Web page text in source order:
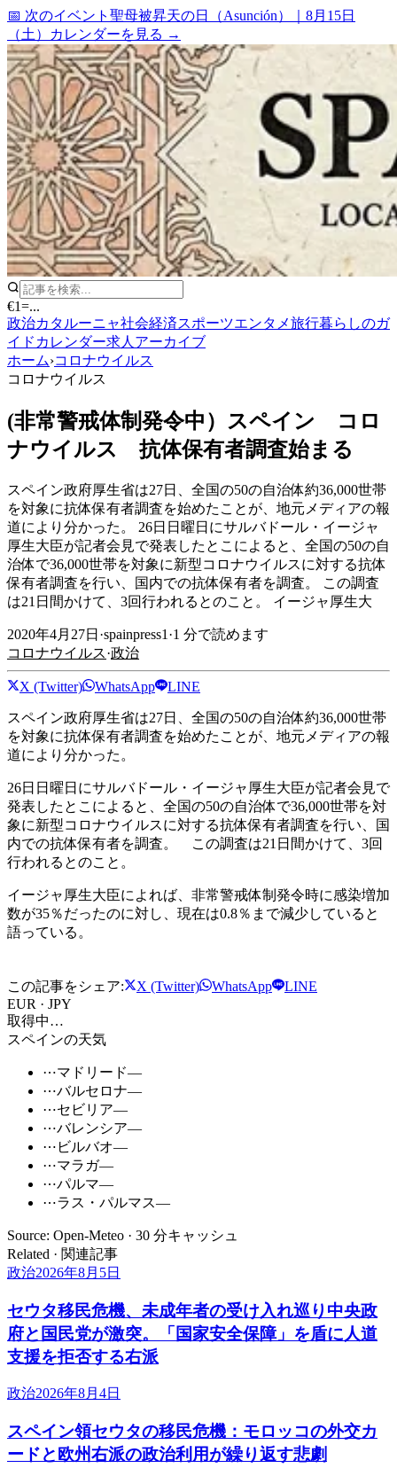
📅 次のイベント 聖母被昇天の日（Asunción）
8月15日
（土）
カレンダーを見る →
€1=...
政治カタルーニャ社会経済スポーツエンタメ旅行暮らしのガ
イド カレンダー求人 アーカイブ
ホーム›コロナウイルス
コロナウイルス
(非常警戒体制発令中）スペイン コロ
ナウイルス 抗体保有者調査始まる
スペイン政府厚生省は27日、全国の50の自治体約36,000世帯
を対象に抗体保有者調査を始めたことが、地元メディアの報
道により分かった。 26日日曜日にサルバドール・イージャ
厚生大臣が記者会見で発表したとこによると、全国の50の自
治体で36,000世帯を対象に新型コロナウイルスに対する抗体
保有者調査を行い、国内での抗体保有者を調査。 この調査
は21日間かけて、3回行われるとのこと。 イージャ厚生大
2020年4月27日 ·spainpress1 ·1 分で読めます
コロナウイルス·政治
X (Twitter) WhatsApp LINE
スペイン政府厚生省は27日、全国の50の自治体約36,000世帯
を対象に抗体保有者調査を始めたことが、地元メディアの報
道により分かった。
26日日曜日にサルバドール・イージャ厚生大臣が記者会見で
発表したとこによると、全国の50の自治体で36,000世帯を対
象に新型コロナウイルスに対する抗体保有者調査を行い、国
内での抗体保有者を調査。 この調査は21日間かけて、3回
行われるとのこと。
イージャ厚生大臣によれば、非常警戒体制発令時に感染増加
数が35％だったのに対し、現在は0.8％まで減少していると
語っている。
この記事をシェア: X (Twitter) WhatsApp
LINE
EUR · JPY
取得中…
スペインの天気
⋯マドリード—
⋯バルセロナ—
⋯セビリア—
⋯バレンシア—
⋯ ビルバオ—
⋯マラガ—
⋯パルマ—
⋯ラス・パルマス—
Source: Open-Meteo · 30 分キャッシュ
Related · 関連記事
政治2026年8月5日
セウタ移民危機、未成年者の受け入れ巡り中央政
府と国民党が激突。「国家安全保障」を盾に人道
支援を拒否する右派
政治2026年8月4日
スペイン領セウタの移民危機：モロッコの外交カ
ードと欧州右派の政治利用が繰り返す悲劇